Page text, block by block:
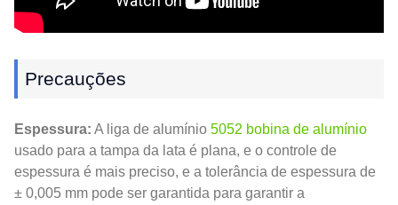
Precauções
Espessura: A liga de alumínio 5052 bobina de alumínio
usado para a tampa da lata é plana, e o controle de
espessura é mais preciso, e a tolerância de espessura de
± 0,005 mm pode ser garantida para garantir a